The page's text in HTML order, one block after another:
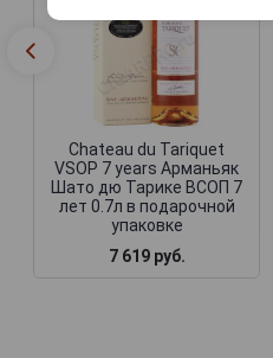
Chateau du Tariquet
VSOP 7 years Арманьяк
Шато дю Тарике ВСОП 7
лет 0.7л в подарочной
упаковке
7 619 руб.